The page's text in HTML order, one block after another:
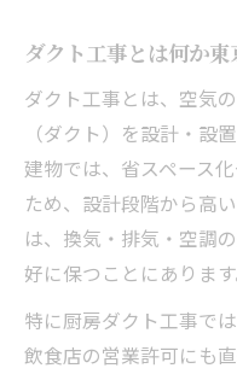
ダクト工事とは何か
ダクト工事とは、空気
（ダクト）を設計・設
建物では、省スペース
ため、設計段階から高
は、換気・排気・空調
好に保つことにあります
特に厨房ダクト工事で
飲食店の営業許可にも